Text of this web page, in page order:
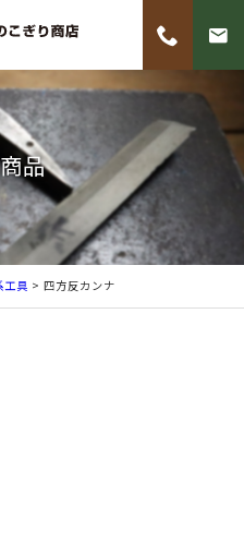
品
工具 > 四方反カンナ